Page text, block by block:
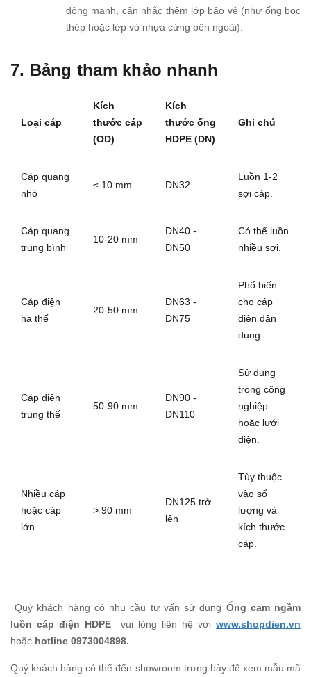
động mạnh, cân nhắc thêm lớp bảo vệ (như ống bọc
thép hoặc lớp vỏ nhựa cứng bên ngoài).
7. Bảng tham khảo nhanh
Loại cáp
Kích
thước cáp
(OD)
Kích
thước ống
HDPE (DN)
Ghi chú
Cáp quang
nhỏ
≤ 10 mm DN32
Luồn 1-2
sợi cáp.
Cáp quang
trung bình
10-20 mm
DN40 -
DN50
Có thể luồn
nhiều sợi.
Cáp điện
hạ thế
20-50 mm
DN63 -
DN75
Phổ biến
cho cáp
điện dân
dụng.
Cáp điện
trung thế
50-90 mm
DN90 -
DN110
Sử dụng
trong công
nghiệp
hoặc lưới
điện.
Nhiều cáp
hoặc cáp
lớn
> 90 mm
DN125 trở
lên
Tùy thuộc
vào số
lượng và
kích thước
cáp.
Quý khách hàng có nhu cầu tư vấn sử dụng Ống cam ngầm
luồn cáp điện HDPE
vui lòng liên hệ với www.shopdien.vn
hoặc hotline 0973004898.
Quý khách hàng có thể đến showroom trưng bày để xem mẫu mã